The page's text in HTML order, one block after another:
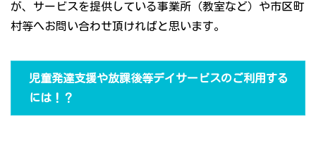
が、サービスを提供している事業所（教室など）や市区町
村等へお問い合わせ頂ければと思います。
児童発達支援や放課後等デイサービスのご利用する
には！？